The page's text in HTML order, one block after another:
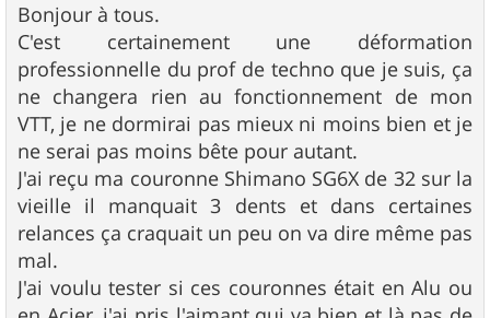
s
s
a
g
e
Bonjour à tous.
C'est certainement une déformation
professionnelle du prof de techno que je suis, ça
ne changera rien au fonctionnement de mon
VTT, je ne dormirai pas mieux ni moins bien et je
ne serai pas moins bête pour autant.
J'ai reçu ma couronne Shimano SG6X de 32 sur la
vieille il manquait 3 dents et dans certaines
relances ça craquait un peu on va dire même pas
mal.
J'ai voulu tester si ces couronnes était en Alu ou